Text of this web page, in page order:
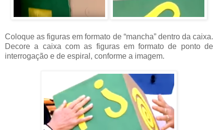
Coloque as figuras em formato de “mancha” dentro da caixa.
Decore a caixa com as figuras em formato de ponto de
interrogação e de espiral, conforme a imagem.